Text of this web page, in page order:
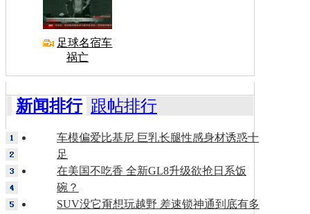
足球名宿车
祸亡
新闻排行 跟帖排行
车模偏爱比基尼 巨乳长腿性感身材诱惑十
足
在美国不吃香 全新GL8升级欲抢日系饭
碗？
SUV没它甭想玩越野 差速锁神通到底有多